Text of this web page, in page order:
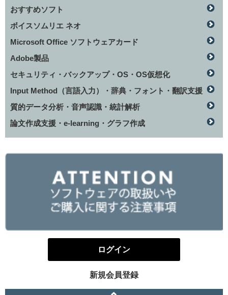
おすすめソフト
ボイスソムリエ ネオ
Microsoft Office ソフトウェアカード
Adobe製品
セキュリティ・バックアップ・OS・OS仮想化
Input Method（言語入力）・辞典・フォント・翻訳支援
質的データ分析・音声認識・統計解析
論文作成支援・e-learning・グラフ作成
ログイン
新規会員登録